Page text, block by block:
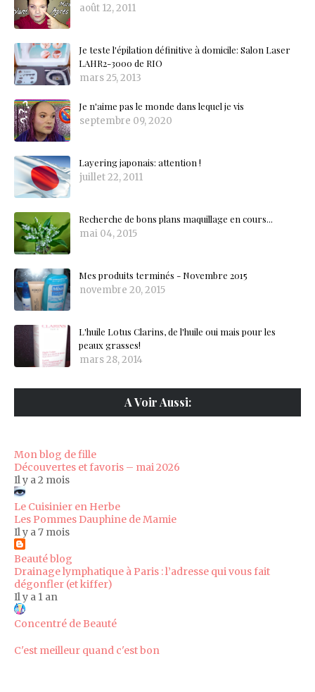
août 12, 2011
Je teste l'épilation définitive à domicile: Salon Laser
LAHR2-3000 de RIO
mars 25, 2013
Je n'aime pas le monde dans lequel je vis
septembre 09, 2020
Layering japonais: attention !
juillet 22, 2011
Recherche de bons plans maquillage en cours...
mai 04, 2015
Mes produits terminés - Novembre 2015
novembre 20, 2015
L'huile Lotus Clarins, de l'huile oui mais pour les
peaux grasses!
mars 28, 2014
A Voir Aussi:
Mon blog de fille
Découvertes et favoris – mai 2026
Il y a 2 mois
Le Cuisinier en Herbe
Les Pommes Dauphine de Mamie
Il y a 7 mois
Beauté blog
Drainage lymphatique à Paris : l’adresse qui vous fait
dégonfler (et kiffer)
Il y a 1 an
Concentré de Beauté
C'est meilleur quand c'est bon